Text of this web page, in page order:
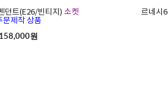
던트(E26/빈티지) 소켓
문제작 상품
158,000원
르네시